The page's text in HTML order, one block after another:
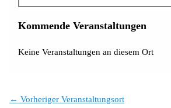
Kommende Veranstaltungen
Keine Veranstaltungen an diesem Ort
← Vorheriger Veranstaltungsort